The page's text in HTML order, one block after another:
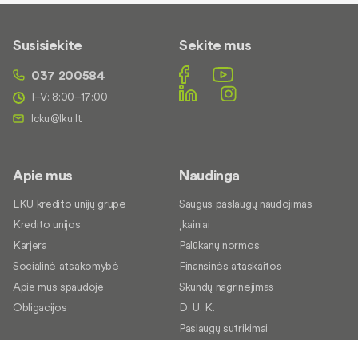
Susisiekite
037 200584
I–V: 8:00–17:00
Sekite mus
Apie mus
LKU kredito unijų grupė
Kredito unijos
Karjera
Socialinė atsakomybė
Apie mus spaudoje
Obligacijos
Naudinga
Saugus paslaugų naudojimas
Įkainiai
Palūkanų normos
Finansinės ataskaitos
Skundų nagrinėjimas
D. U. K.
Paslaugų sutrikimai